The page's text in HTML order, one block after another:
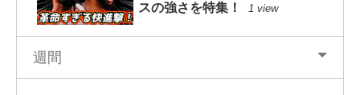
スの強さを特集！
1 view
週間